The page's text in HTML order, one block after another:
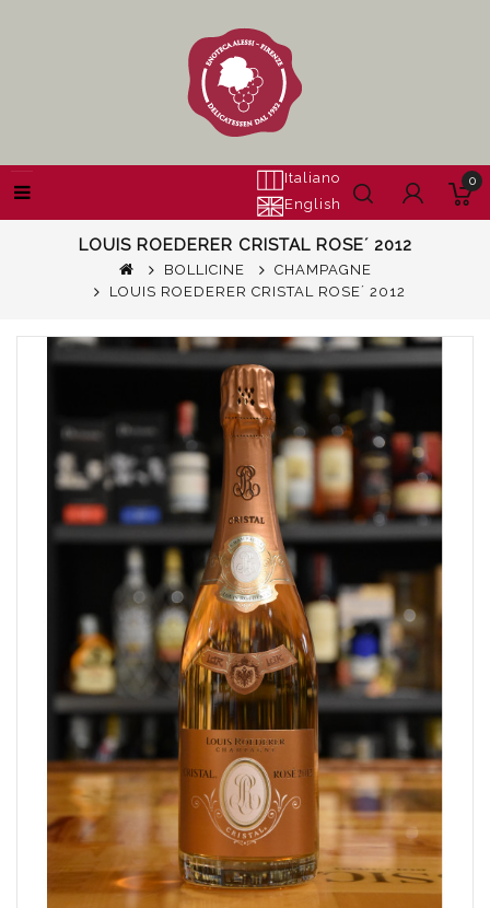
Italiano
English
0
LOUIS ROEDERER CRISTAL ROSE´ 2012
BOLLICINE
CHAMPAGNE
LOUIS ROEDERER CRISTAL ROSE´ 2012